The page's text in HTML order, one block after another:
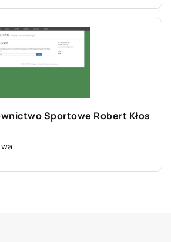
Sportowe Robert Kłos